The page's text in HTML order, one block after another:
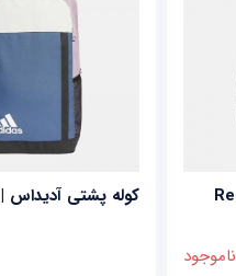
ناموجود
کوله پشتی آدیداس | Adidas